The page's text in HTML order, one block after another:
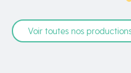
Voir toutes nos